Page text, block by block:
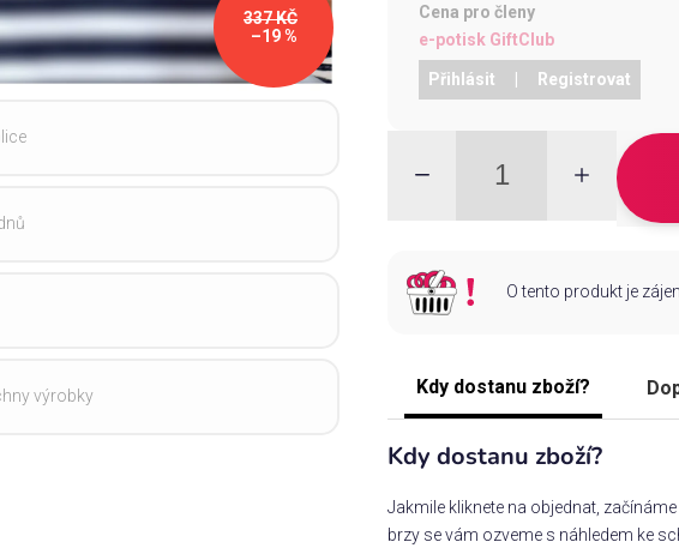
Cena pro členy
e-potisk GiftClub
Přihlásit Registrovat
O tento produkt je
Kdy dostanu zboží?
Kdy dostanu zboží?
Jakmile kliknete na objednat,
brzy se vám ozveme s náhledem ke
337 KČ
–19 %
výrobky